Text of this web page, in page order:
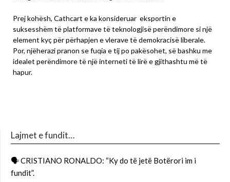
Prej kohësh, Cathcart e ka konsideruar eksportin e
suksesshëm të platformave të teknologjisë perëndimore si një
element kyç për përhapjen e vlerave të demokracisë liberale.
Por, njëherazi pranon se fuqia e tij po pakësohet, së bashku me
idealet perëndimore të një interneti të lirë e gjithashtu më të
hapur.
Lajmet e fundit…
🗣 CRISTIANO RONALDO: “Ky do të jetë Botërori im i
fundit”.